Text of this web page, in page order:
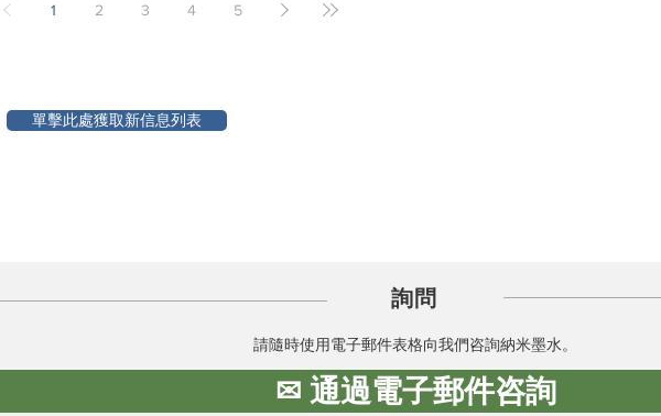
1 2 3 4 5
單擊此處獲取新信息列表
詢問
請隨時使用電子郵件表格向我們咨詢納米墨水。
✉ 通過電子郵件咨詢